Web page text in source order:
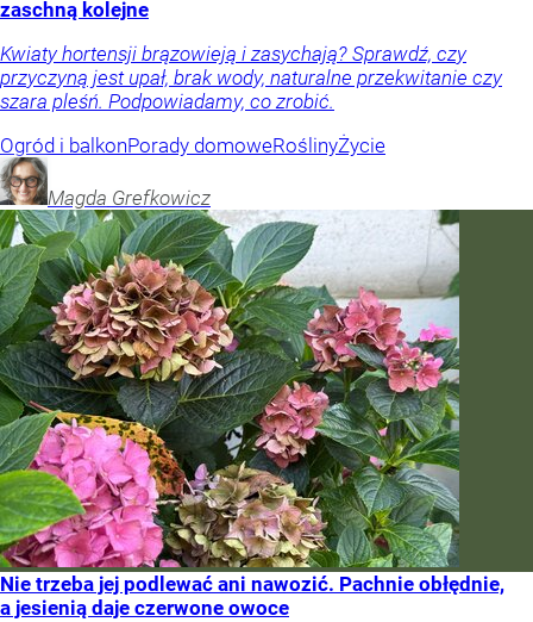
zaschną kolejne
Kwiaty hortensji brązowieją i zasychają? Sprawdź, czy
przyczyną jest upał, brak wody, naturalne przekwitanie czy
szara pleśń. Podpowiadamy, co zrobić.
Ogród i balkonPorady domoweRoślinyŻycie
Magda Grefkowicz
Nie trzeba jej podlewać ani nawozić. Pachnie obłędnie,
a jesienią daje czerwone owoce